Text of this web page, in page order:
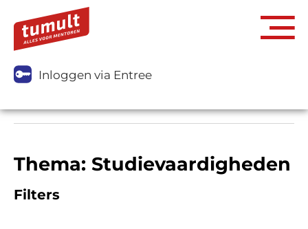
Inloggen via Entree
Thema: Studievaardigheden
Filters